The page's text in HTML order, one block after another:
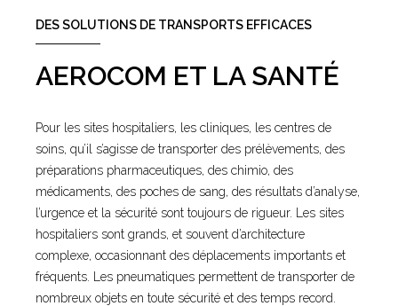
DES SOLUTIONS DE TRANSPORTS EFFICACES
AEROCOM ET LA SANTÉ
Pour les sites hospitaliers, les cliniques, les centres de
soins, qu’il s’agisse de transporter des prélèvements, des
préparations pharmaceutiques, des chimio, des
médicaments, des poches de sang, des résultats d’analyse,
l’urgence et la sécurité sont toujours de rigueur. Les sites
hospitaliers sont grands, et souvent d’architecture
complexe, occasionnant des déplacements importants et
fréquents. Les pneumatiques permettent de transporter de
nombreux objets en toute sécurité et des temps record.